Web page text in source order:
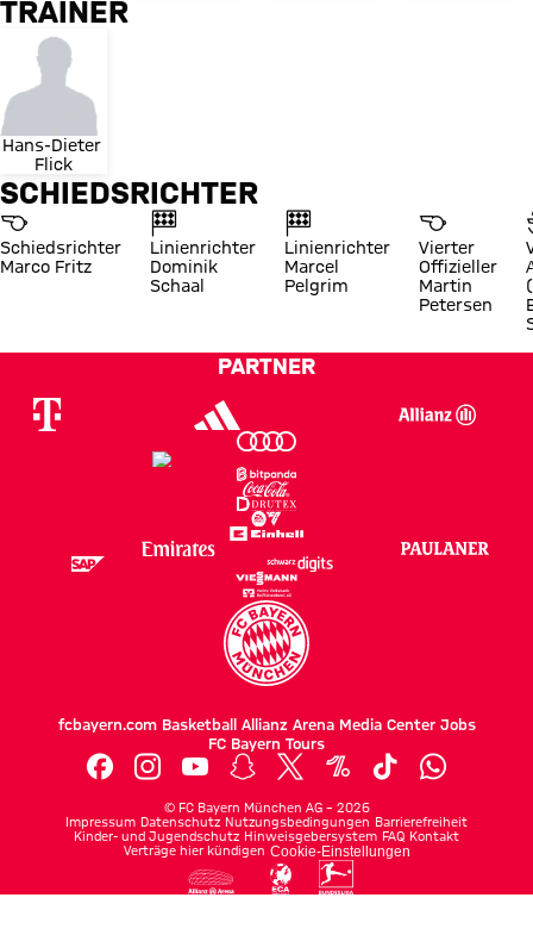
TRAINER
Hans-Dieter
Flick
SCHIEDSRICHTER
Schiedsrichter
Marco Fritz
Linienrichter
Dominik
Schaal
Linienrichter
Marcel
Pelgrim
Vierter
Offizieller
Martin
Petersen
PARTNER
fcbayern.com Basketball Allianz Arena Media Center Jobs
FC Bayern Tours
© FC Bayern München AG – 2026
Impressum Datenschutz Nutzungsbedingungen Barrierefreiheit
Kinder- und Jugendschutz Hinweisgebersystem FAQ Kontakt
Verträge hier kündigen Cookie-Einstellungen